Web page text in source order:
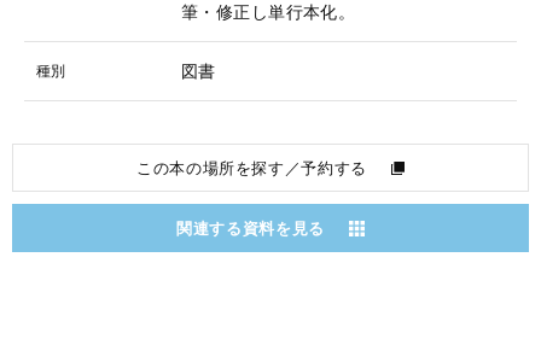
筆・修正し単行本化。
種別 図書
この本の場所を探す／予約する
関連する資料を見る